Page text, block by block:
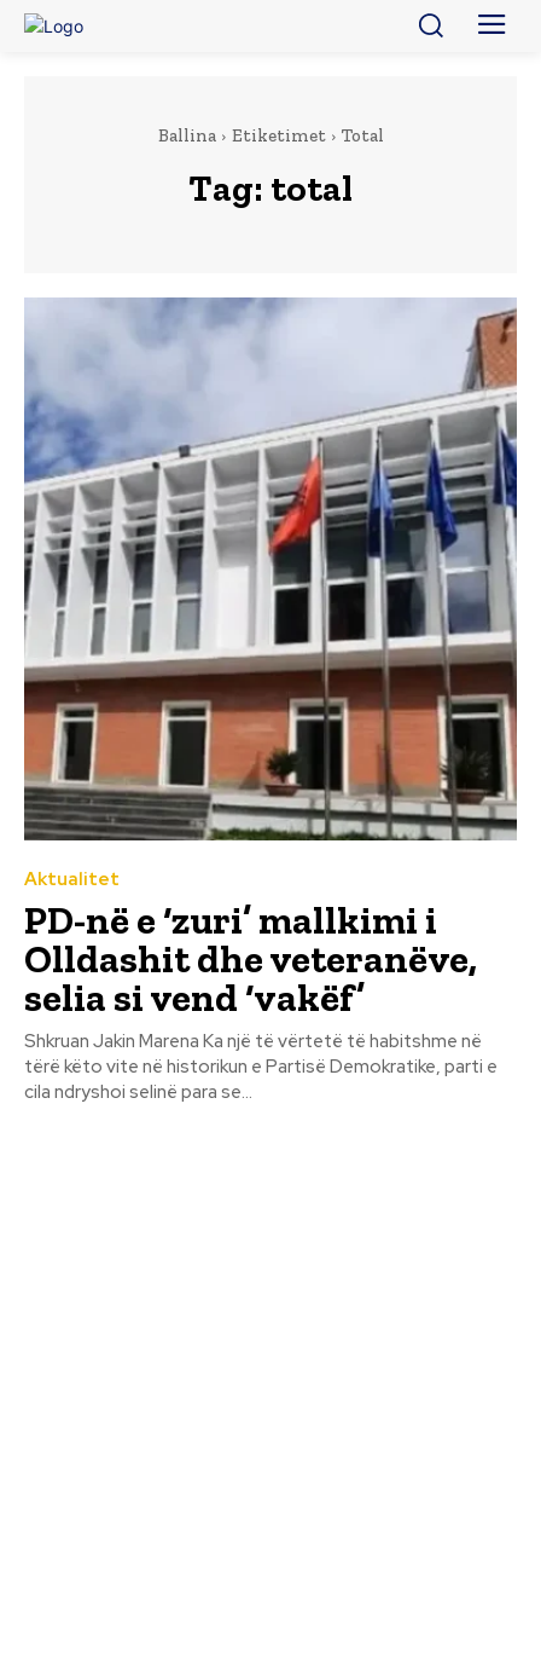
Ballina Etiketimet Total
Tag: total
Aktualitet
PD-në e ‘zuri’ mallkimi i
Olldashit dhe veteranëve,
selia si vend ‘vakëf’
Shkruan Jakin Marena Ka një të vërtetë të habitshme në
tërë këto vite në historikun e Partisë Demokratike, parti e
cila ndryshoi selinë para se...